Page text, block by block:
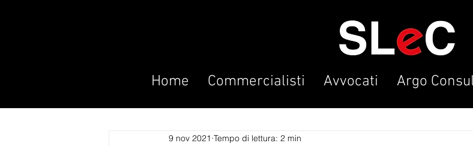
Home Commercialisti Avvocati Argo
9 nov 2021 Tempo di lettura: 2 min